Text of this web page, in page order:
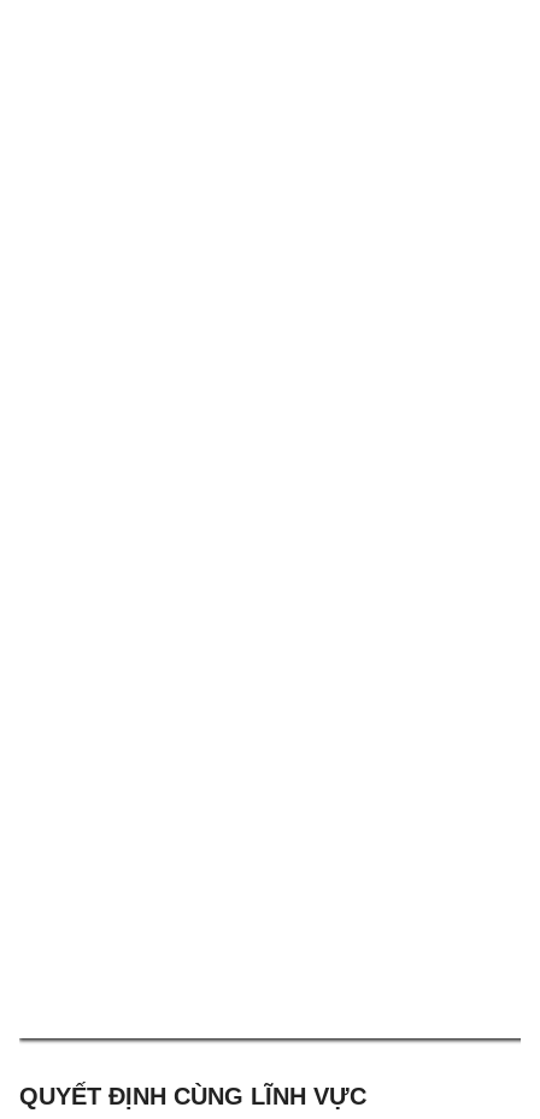
QUYẾT ĐỊNH CÙNG LĨNH VỰC